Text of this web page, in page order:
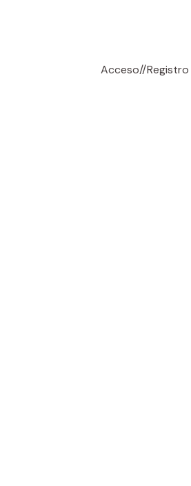
Acceso//Registro